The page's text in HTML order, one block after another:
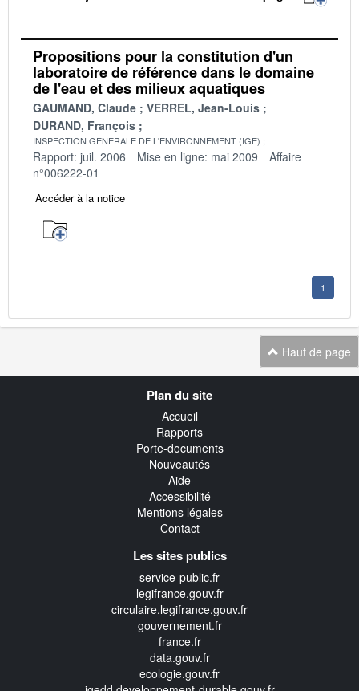
Propositions pour la constitution d'un
laboratoire de référence dans le domaine
de l'eau et des milieux aquatiques
GAUMAND, Claude
VERREL, Jean-Louis
DURAND, François
INSPECTION GENERALE DE L'ENVIRONNEMENT (IGE)
Rapport: juil. 2006 Mise en ligne: mai 2009
Affaire
n°006222-01
Accéder à la notice
1
Haut de page
Plan du site
Accueil
Rapports
Porte-documents
Nouveautés
Aide
Accessibilité
Mentions légales
Contact
Les sites publics
service-public.fr
legifrance.gouv.fr
circulaire.legifrance.gouv.fr
gouvernement.fr
france.fr
data.gouv.fr
ecologie.gouv.fr